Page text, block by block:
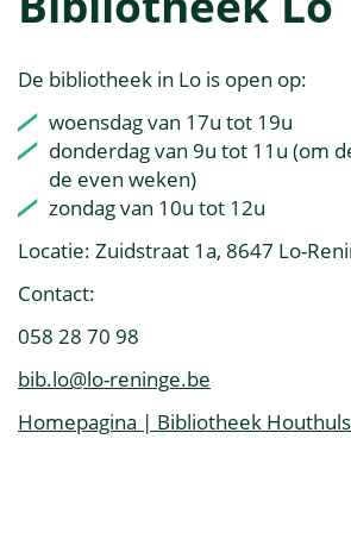
De bibliotheek in Lo is open op:
woensdag van 17u tot 19u
donderdag van 9u tot 11u (om
de even weken)
zondag van 10u tot 12u
Locatie: Zuidstraat 1a, 8647 Lo-
Contact:
058 28 70 98
bib.lo@lo-reninge.be
Homepagina | Bibliotheek